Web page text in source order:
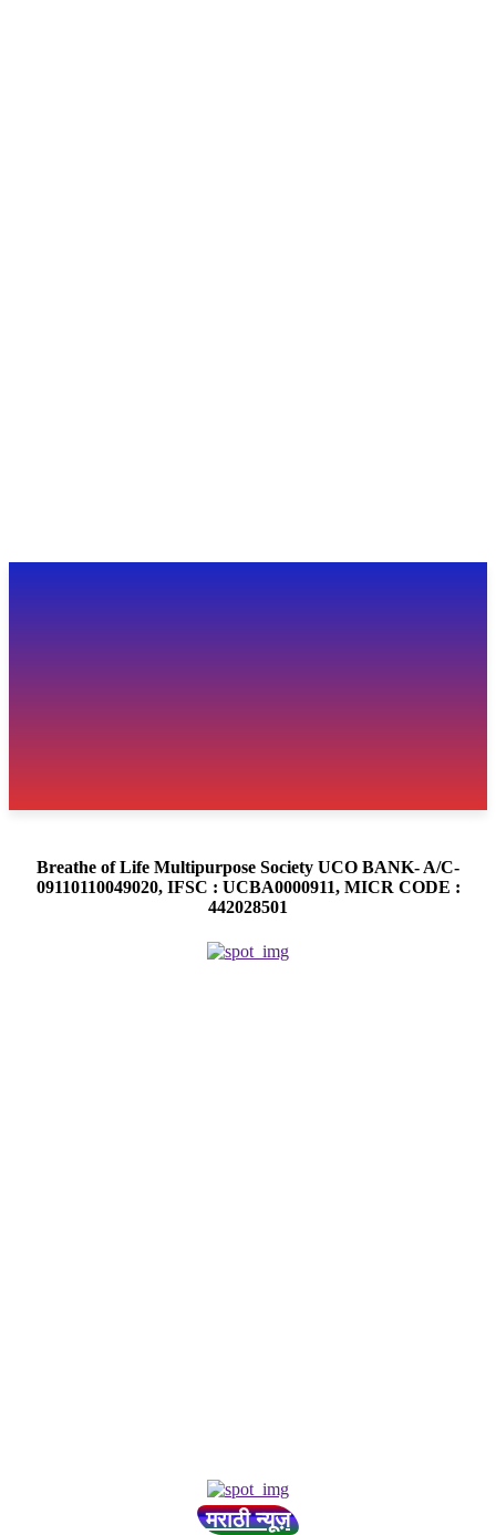
Breathe of Life Multipurpose Society UCO BANK- A/C-
09110110049020, IFSC : UCBA0000911, MICR CODE :
442028501
मराठी न्यूज़